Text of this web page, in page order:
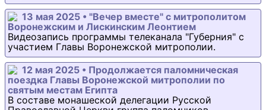
13 мая 2025 • "Вечер вместе" с митрополитом
Воронежским и Лискинским Леонтием
Видеозапись программы телеканала "Губерния" с
участием Главы Воронежской митрополии.
12 мая 2025 • Продолжается паломническая
поездка Главы Воронежской митрополии по
святым местам Египта
В составе монашеской делегации Русской